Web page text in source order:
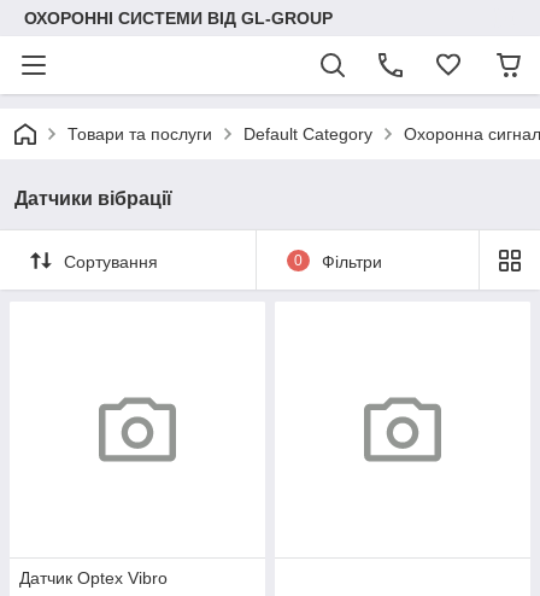
ОХОРОННІ СИСТЕМИ ВІД GL-GROUP
Товари та послуги Default Category Охоронна
Датчики вібрації
Сортування 0 Фільтри
Датчик Optex Vibro